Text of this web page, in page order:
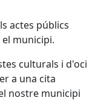
actes públics
municipi.
culturals i d'oci
a una cita
nostre municipi